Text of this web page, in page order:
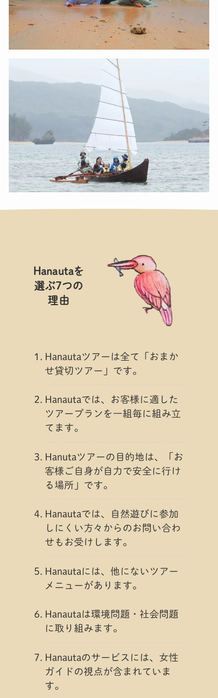
Hanautaを
選ぶ7つの
理由
Hanautaツアーは全て「おまか
せ貸切ツアー」です。
Hanautaでは、お客様に適した
ツアープランを一組毎に組み立
てます。
Hanutaツアーの目的地は、「お
客様ご自身が自力で安全に行け
る場所」です。
Hanautaでは、自然遊びに参加
しにくい方々からのお問い合わ
せもお受けします。
Hanautaには、他にないツアー
メニューがあります。
Hanautaは環境問題・社会問題
に取り組みます。
Hanautaのサービスには、女性
ガイドの視点が含まれていま
す。